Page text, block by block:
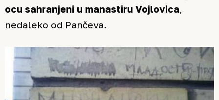
ocu sahranjeni u manastiru Vojlovica,
nedaleko od Pančeva.